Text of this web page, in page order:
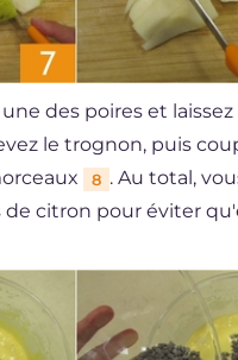
des poires et
le trognon, puis
8 . Au total,
de citron pour éviter